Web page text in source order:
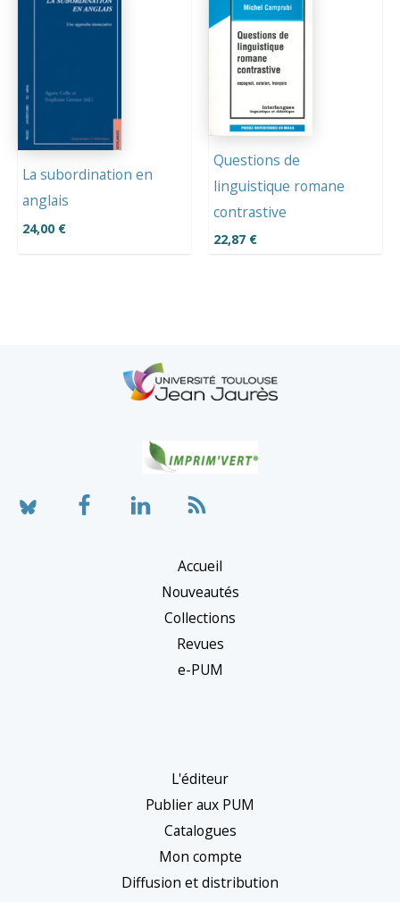
La subordination en
anglais
24,00 €
Questions de
linguistique romane
contrastive
22,87 €
Accueil
Nouveautés
Collections
Revues
e-PUM
L'éditeur
Publier aux PUM
Catalogues
Mon compte
Diffusion et distribution